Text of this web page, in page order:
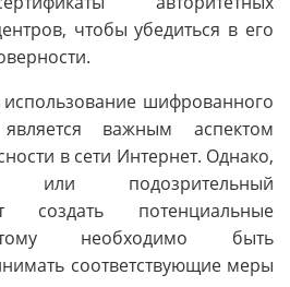
чтобы убедиться в его
шифрованного
важным аспектом
в сети Интернет. Однако,
или подозрительный
создать потенциальные
необходимо быть
соответствующие меры